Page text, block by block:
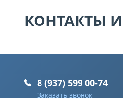
КОНТАКТЫ
8 (937) 599 00-74
Заказать звонок